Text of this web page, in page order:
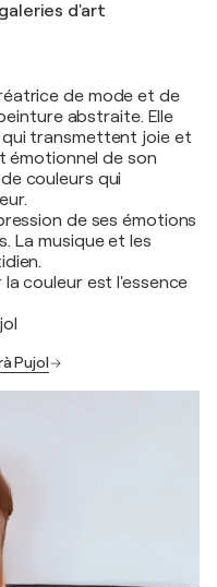
d'art
de mode et de
abstraite. Elle
transmettent joie et
émotionnel de son
couleurs qui
de ses émotions
La musique et les
couleur est l'essence
Pujol